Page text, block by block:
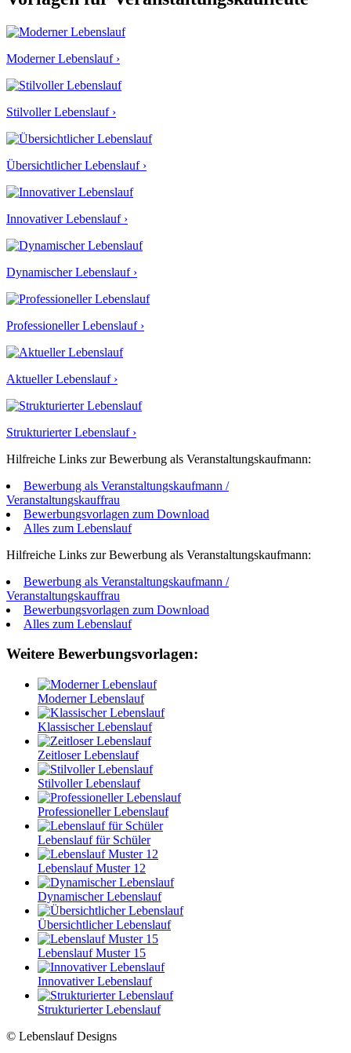
Moderner Lebenslauf ›
Stilvoller Lebenslauf ›
Übersichtlicher Lebenslauf ›
Innovativer Lebenslauf ›
Dynamischer Lebenslauf ›
Professioneller Lebenslauf ›
Aktueller Lebenslauf ›
Strukturierter Lebenslauf ›
Hilfreiche Links zur Bewerbung als Veranstaltungskaufmann:
Bewerbung als Veranstaltungskaufmann /
Veranstaltungskauffrau
Bewerbungsvorlagen zum Download
Alles zum Lebenslauf
Hilfreiche Links zur Bewerbung als Veranstaltungskaufmann:
Bewerbung als Veranstaltungskaufmann /
Veranstaltungskauffrau
Bewerbungsvorlagen zum Download
Alles zum Lebenslauf
Weitere Bewerbungsvorlagen:
Moderner Lebenslauf
Klassischer Lebenslauf
Zeitloser Lebenslauf
Stilvoller Lebenslauf
Professioneller Lebenslauf
Lebenslauf für Schüler
Lebenslauf Muster 12
Dynamischer Lebenslauf
Übersichtlicher Lebenslauf
Lebenslauf Muster 15
Innovativer Lebenslauf
Strukturierter Lebenslauf
© Lebenslauf Designs